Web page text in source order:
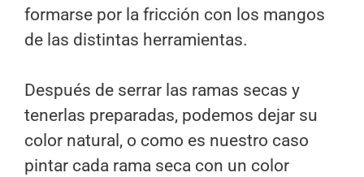
formarse por la fricción con los mangos
de las distintas herramientas.
Después de serrar las ramas secas y
tenerlas preparadas, podemos dejar su
color natural, o como es nuestro caso
pintar cada rama seca con un color